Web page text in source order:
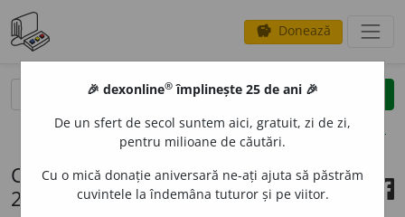
savings Donează
opțiuni
Cuvântul zilei, 9 octombrie
2023
🎉 dexonline® împlinește 25 de ani 🎉
De un sfert de secol suntem aici, gratuit, zi de zi,
pentru milioane de căutări.
Cu o mică donație aniversară ne-ați ajuta să păstrăm
cuvintele la îndemâna tuturor și pe viitor.